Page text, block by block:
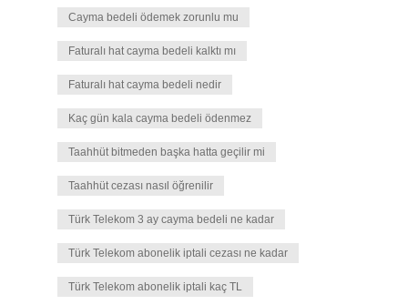
Cayma bedeli ödemek zorunlu mu
Faturalı hat cayma bedeli kalktı mı
Faturalı hat cayma bedeli nedir
Kaç gün kala cayma bedeli ödenmez
Taahhüt bitmeden başka hatta geçilir mi
Taahhüt cezası nasıl öğrenilir
Türk Telekom 3 ay cayma bedeli ne kadar
Türk Telekom abonelik iptali cezası ne kadar
Türk Telekom abonelik iptali kaç TL